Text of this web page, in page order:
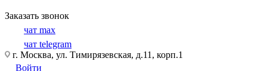
Заказать звонок
чат max
чат telegram
г. Москва, ул. Тимирязевская, д.11, корп.1
Войти